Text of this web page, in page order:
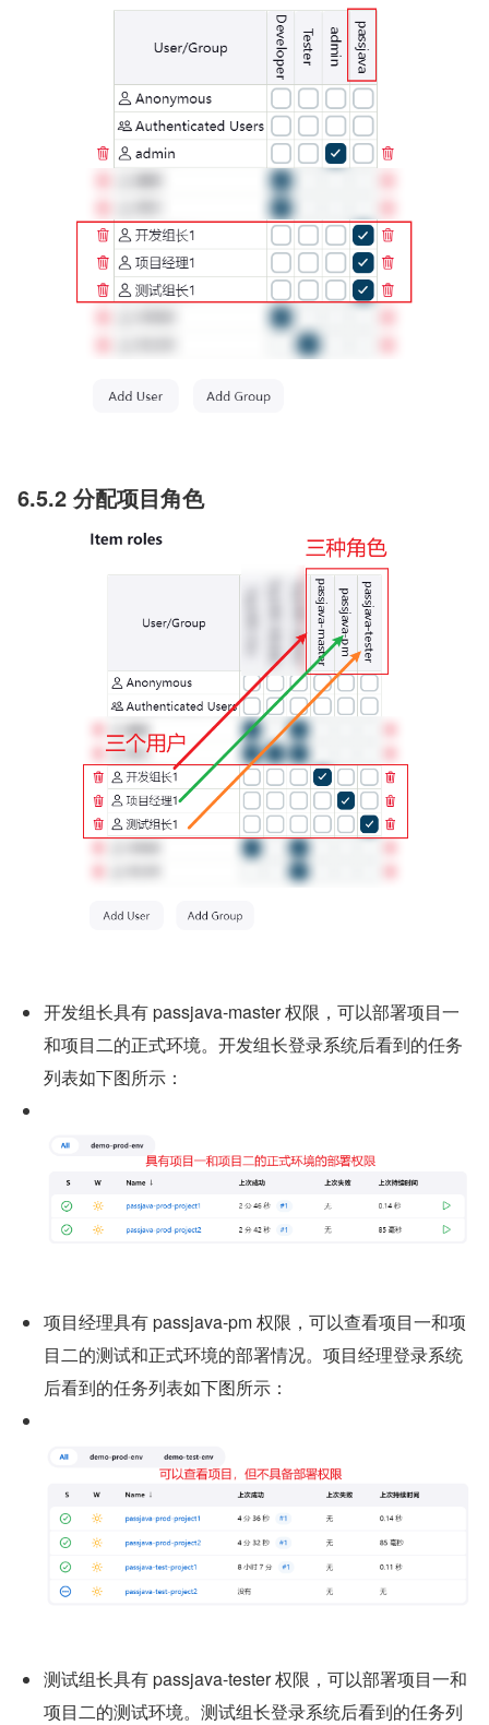
6.5.2 分配项目角色
开发组长具有 passjava-master 权限，可以部署项目一
和项目二的正式环境。开发组长登录系统后看到的任务
列表如下图所示：
项目经理具有 passjava-pm 权限，可以查看项目一和项
目二的测试和正式环境的部署情况。项目经理登录系统
后看到的任务列表如下图所示：
测试组长具有 passjava-tester 权限，可以部署项目一和
项目二的测试环境。测试组长登录系统后看到的任务列